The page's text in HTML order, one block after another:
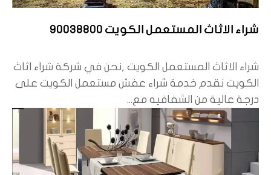
شراء الاثاث المستعمل الكويت 90038800
شراء الاثاث المستعمل الكويت ,نحن في شركة شراء اثاث
الكويت نقدم خدمة شراء عفش مستعمل الكويت على
درجة عالية من الشفافيه مع...